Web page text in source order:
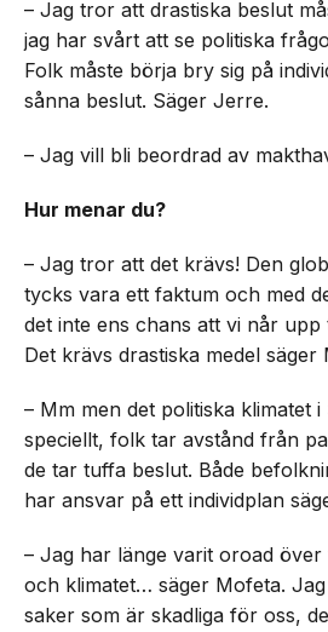
– Jag tror att drastiska beslut
jag har svårt att se politiska
Folk måste börja bry sig på
sånna beslut. Säger Jerre.
– Jag vill bli beordrad av
Hur menar du?
– Jag tror att det krävs! Den
tycks vara ett faktum och med
det inte ens chans att vi når upp
Det krävs drastiska medel säger
– Mm men det politiska klimatet
speciellt, folk tar avstånd från
de tar tuffa beslut. Både
har ansvar på ett individplan
– Jag har länge varit oroad
och klimatet… säger Mofeta.
saker som är skadliga för oss,